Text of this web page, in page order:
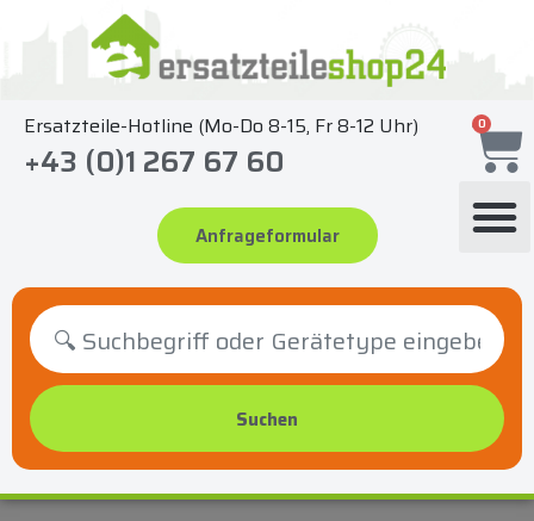
springen
Ersatzteile-Hotline (Mo-Do 8-15, Fr 8-12 Uhr)
+43 (0)1 267 67 60
Anfrageformular
0